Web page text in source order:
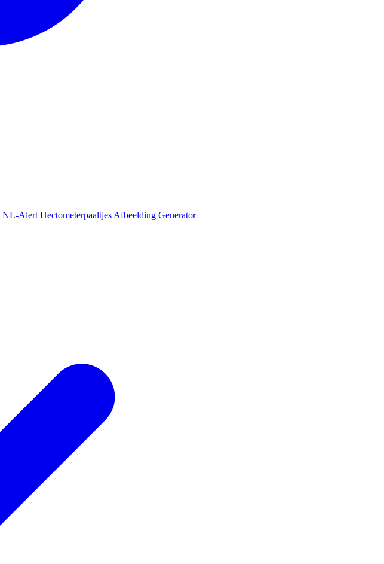
NL-Alert Hectometerpaaltjes Afbeelding Generator